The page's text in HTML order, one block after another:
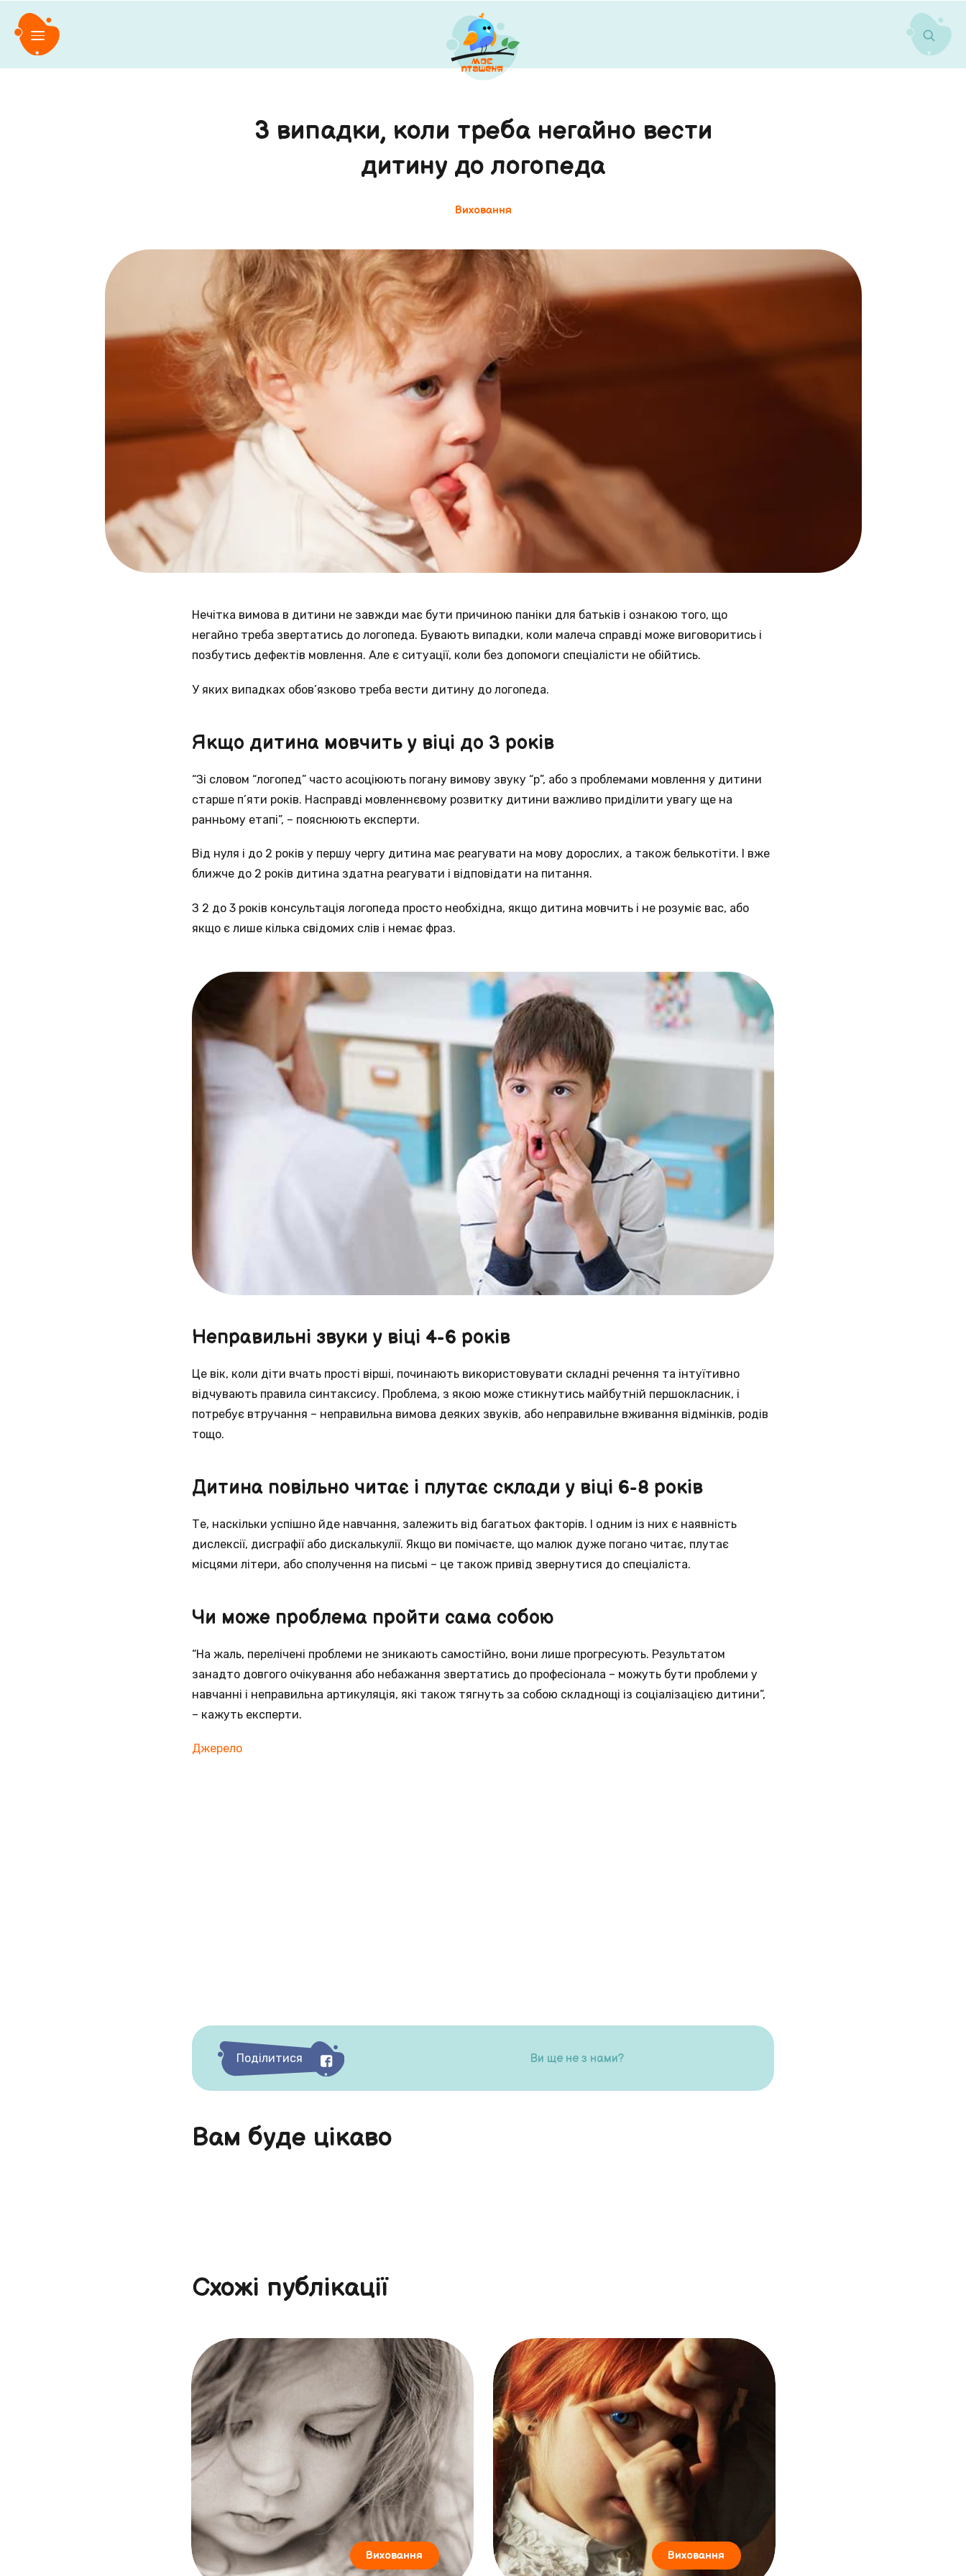
3 випадки, коли треба негайно вести
дитину до логопеда
Виховання
Нечітка вимова в дитини не завжди має бути причиною паніки для батьків і ознакою того, що
негайно треба звертатись до логопеда. Бувають випадки, коли малеча справді може виговоритись і
позбутись дефектів мовлення. Але є ситуації, коли без допомоги спеціалісти не обійтись.
У яких випадках обов’язково треба вести дитину до логопеда.
Якщо дитина мовчить у віці до 3 років
“Зі словом “логопед” часто асоціюють погану вимову звуку “р”, або з проблемами мовлення у дитини
старше п’яти років. Насправді мовленнєвому розвитку дитини важливо приділити увагу ще на
ранньому етапі”, – пояснюють експерти.
Від нуля і до 2 років у першу чергу дитина має реагувати на мову дорослих, а також белькотіти. І вже
ближче до 2 років дитина здатна реагувати і відповідати на питання.
З 2 до 3 років консультація логопеда просто необхідна, якщо дитина мовчить і не розуміє вас, або
якщо є лише кілька свідомих слів і немає фраз.
Неправильні звуки у віці 4-6 років
Це вік, коли діти вчать прості вірші, починають використовувати складні речення та інтуїтивно
відчувають правила синтаксису. Проблема, з якою може стикнутись майбутній першокласник, і
потребує втручання – неправильна вимова деяких звуків, або неправильне вживання відмінків, родів
тощо.
Дитина повільно читає і плутає склади у віці 6-8 років
Те, наскільки успішно йде навчання, залежить від багатьох факторів. І одним із них є наявність
дислексії, дисграфії або дискалькулії. Якщо ви помічаєте, що малюк дуже погано читає, плутає
місцями літери, або сполучення на письмі – це також привід звернутися до спеціаліста.
Чи може проблема пройти сама собою
“На жаль, перелічені проблеми не зникають самостійно, вони лише прогресують. Результатом
занадто довгого очікування або небажання звертатись до професіонала – можуть бути проблеми у
навчанні і неправильна артикуляція, які також тягнуть за собою складнощі із соціалізацією дитини”,
– кажуть експерти.
Джерело
Поділитися Ви ще не з нами?
Вам буде цікаво
Схожі публікації
Виховання Виховання